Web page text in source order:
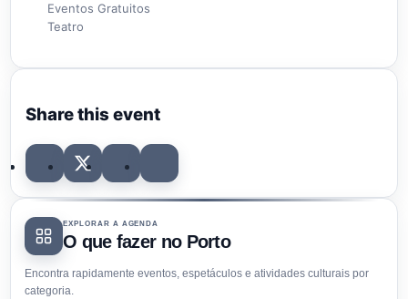
Eventos Gratuitos
Teatro
Share this event
EXPLORAR A AGENDA
O que fazer no Porto
Encontra rapidamente eventos, espetáculos e atividades culturais por
categoria.